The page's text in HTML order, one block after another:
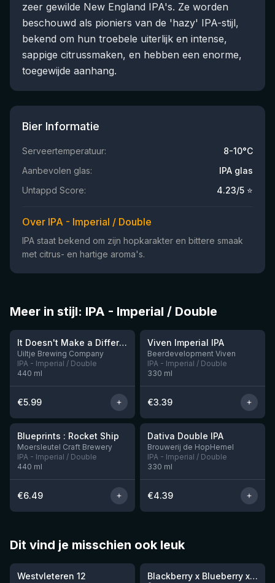
zeer gewilde New England IPA's. Ze worden
beschouwd als pioniers van de 'hazy' IPA-stijl,
bekend om hun troebele uiterlijk en intense,
sappige citrussmaken, en hebben een enorme,
toegewijde aanhang.
Bier Informatie
Serveertemperatuur:
8-10°C
Aanbevolen glas:
IPA glas
Untappd Score:
4.23/5 ⭐
Over IPA - Imperial / Double
IPA staat bekend om zijn hopkarakter en bittere smaak
met citrus- en hartige aroma's.
Meer in stijl: IPA - Imperial / Double
Nog 1It Doesn't Make a Difference if We're Naked or Not
Uiltje Brewing Company
IPA - Imperial / Double
440 ml
€5.99
★3.63
Viven Imperial IPA
Beerdevelopment Viven
IPA - Imperial / Double
330 ml
€3.39
★3.74
Blueprints : Rocket Ship
Moersleutel Craft Brewery
IPA - Imperial / Double
440 ml
€6.49
Nog 10
Dativa Double IPA
Brouwerij de HopHemel
IPA - Imperial / Double
330 ml
€4.39
Dit vind je misschien ook leuk
★4.46
Westvleteren 12 Nog 9
★4.3
Blackberry x Blueberry x Mango x Pineapple x Peanut Butter Smoothie Sour Ale